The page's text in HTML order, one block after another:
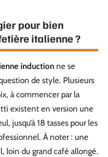
pour bien
italienne ?
induction ne se
de style. Plusieurs
à commencer par la
existent en version une
jusqu’à 18 tasses pour les
À noter : une
loin du grand café allongé.